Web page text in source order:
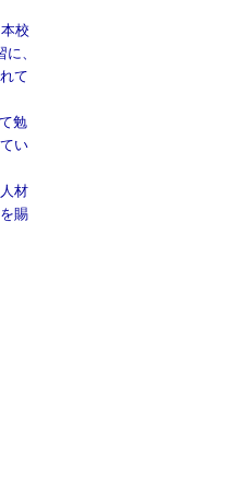
校
、
て
勉
い
材
賜